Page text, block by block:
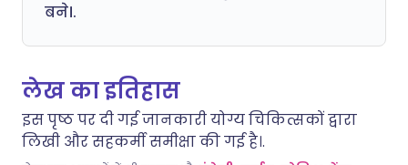
बने।.
लेख का इतिहास
इस पृष्ठ पर दी गई जानकारी योग्य चिकित्सकों द्वारा
लिखी और सहकर्मी समीक्षा की गई है।.